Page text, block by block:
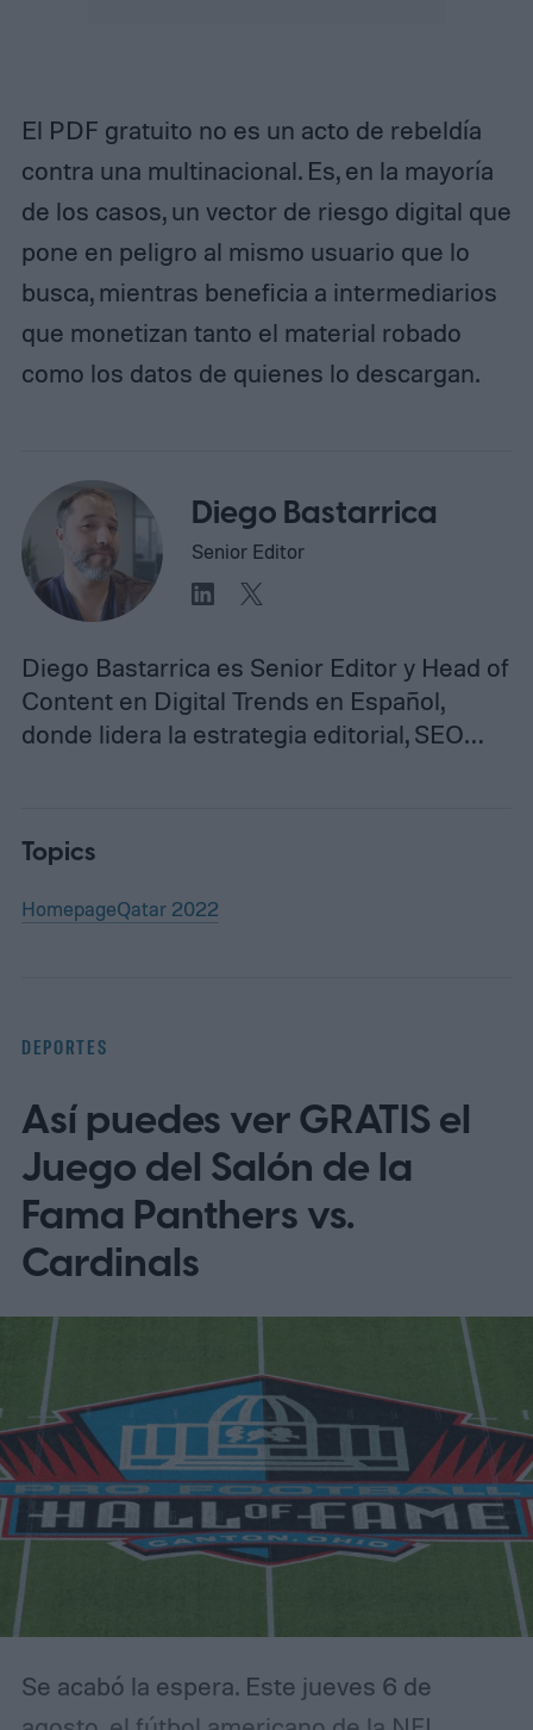
El PDF gratuito no es un acto de rebeldía
contra una multinacional. Es, en la mayoría
de los casos, un vector de riesgo digital que
pone en peligro al mismo usuario que lo
busca, mientras beneficia a intermediarios
que monetizan tanto el material robado
como los datos de quienes lo descargan.
Diego Bastarrica
Senior Editor
Diego Bastarrica es Senior Editor y Head of
Content en Digital Trends en Español,
donde lidera la estrategia editorial, SEO…
Topics
HomepageQatar 2022
DEPORTES
Así puedes ver GRATIS el
Juego del Salón de la
Fama Panthers vs.
Cardinals
Se acabó la espera. Este jueves 6 de